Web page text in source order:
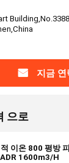
지금 연
으로
이온 800 평방
1600m3/H